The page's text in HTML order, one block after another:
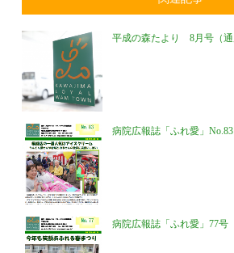
平成の森たより 8月号（通
病院広報誌「ふれ愛」No.83
病院広報誌「ふれ愛」77号